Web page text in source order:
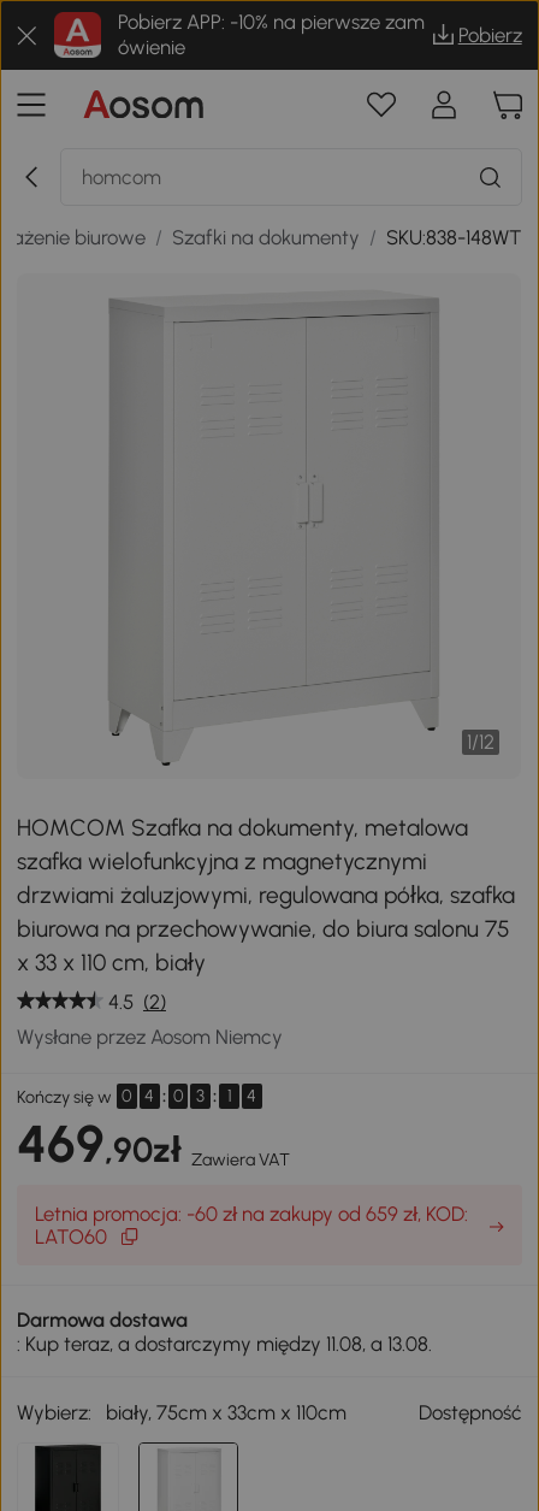
Pobierz APP: -10% na pierwsze zam
ówienie
Pobierz
biurowe / Szafki na dokumenty / SKU:838-148WT
1/12
HOMCOM Szafka na dokumenty, metalowa
szafka wielofunkcyjna z magnetycznymi
drzwiami żaluzjowymi, regulowana półka, szafka
biurowa na przechowywanie, do biura salonu 75
x 33 x 110 cm, biały
4.5 (2)
Wysłane przez Aosom Niemcy
Kończy się w 0 4 : 0 3 : 1 4
469,90zł Zawiera VAT
Letnia promocja: -60 zł na zakupy od 659 zł, KOD:
LATO60
Darmowa dostawa
: Kup teraz, a dostarczymy między 11.08, a 13.08.
Wybierz: biały, 75cm x 33cm x 110cm Dostępność